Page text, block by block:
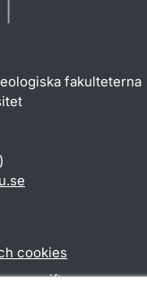
fakulteterna
.se
cookies